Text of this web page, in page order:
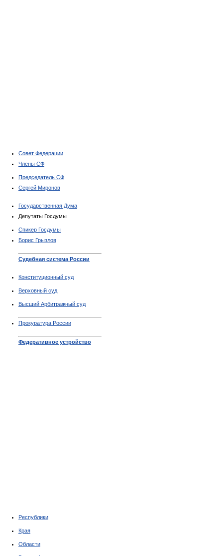
Совет Федерации
Члены СФ
Председатель СФ
Сергей Миронов
Государственная Дума
Депутаты Госдумы
Спикер Госдумы
Борис Грызлов
Судебная система России
Конституционный суд
Верховный суд
Высший Арбитражный суд
Прокуратура России
Федеративное устройство
Республики
Края
Области